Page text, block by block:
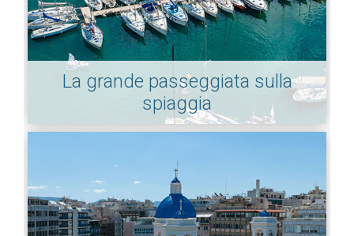
La grande passeggiata sulla
spiaggia